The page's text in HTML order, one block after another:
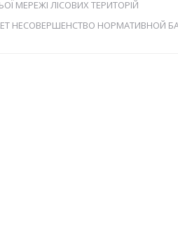
МЕРЕЖІ ЛІСОВИХ ТЕРИТОРІЙ
НЕСОВЕРШЕНСТВО НОРМАТИВНОЙ